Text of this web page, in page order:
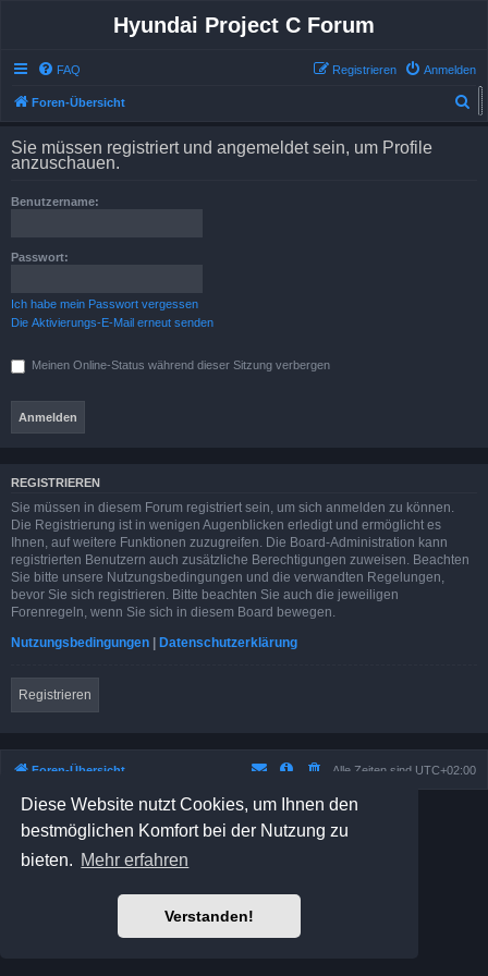
Diese Website nutzt Cookies, um Ihnen den
bestmöglichen Komfort bei der Nutzung zu
bieten. Mehr erfahren
Verstanden!
Hyundai Project C Forum
FAQ Anmelden
Registrieren
Foren-Übersicht
Sie müssen registriert und angemeldet sein, um Profile
anzuschauen.
Benutzername:
Passwort:
Ich habe mein Passwort vergessen
Die Aktivierungs-E-Mail erneut senden
Meinen Online-Status während dieser Sitzung verbergen
REGISTRIEREN
Sie müssen in diesem Forum registriert sein, um sich anmelden zu können.
Die Registrierung ist in wenigen Augenblicken erledigt und ermöglicht es
Ihnen, auf weitere Funktionen zuzugreifen. Die Board-Administration kann
registrierten Benutzern auch zusätzliche Berechtigungen zuweisen. Beachten
Sie bitte unsere Nutzungsbedingungen und die verwandten Regelungen,
bevor Sie sich registrieren. Bitte beachten Sie auch die jeweiligen
Forenregeln, wenn Sie sich in diesem Board bewegen.
Nutzungsbedingungen
Datenschutzerklärung
Registrieren
Foren-Übersicht Alle Zeiten sind UTC+02:00
Powered byphpBB® Forum Software © phpBB Limited
Prosilver Dark Edition byPremium phpBB Styles
Datenschutz